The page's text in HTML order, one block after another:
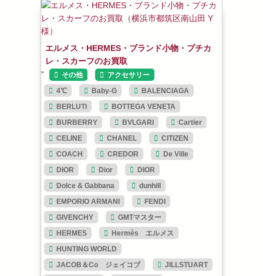
エルメス・HERMES・ブランド小物・プチカ
レ・スカーフのお買取
”
その他
アクセサリー
4℃
Baby-G
BALENCIAGA
BERLUTI
BOTTEGA VENETA
BURBERRY
BVLGARI
Cartier
CELINE
CHANEL
CITIZEN
COACH
CREDOR
De Ville
DIOR
Dior
DIOR
Dolce & Gabbana
dunhill
EMPORIO ARMANI
FENDI
GIVENCHY
GMTマスター
HERMES
Hermès エルメス
HUNTING WORLD
JACOB＆Co ジェイコブ
JILLSTUART